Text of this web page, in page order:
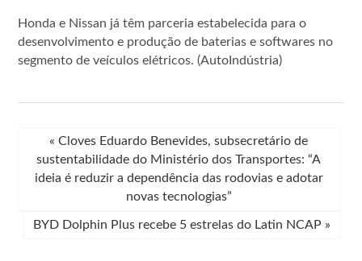
Honda e Nissan já têm parceria estabelecida para o
desenvolvimento e produção de baterias e softwares no
segmento de veículos elétricos. (AutoIndústria)
« Cloves Eduardo Benevides, subsecretário de
sustentabilidade do Ministério dos Transportes: “A
ideia é reduzir a dependência das rodovias e adotar
novas tecnologias”
BYD Dolphin Plus recebe 5 estrelas do Latin NCAP »